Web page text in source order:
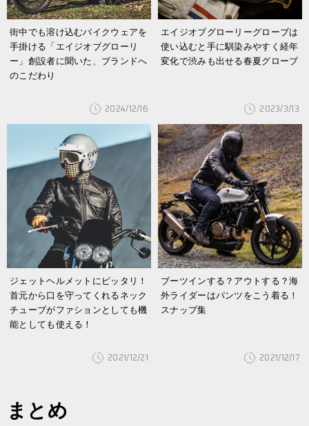
街中でも溶け込むバイクウェアを
手掛ける「エイジオブグローリ
ー」創設者に聞いた、ブランドへ
のこだわり
2024/12/16
エイジオブグローリーグローブは
使い込むと手に馴染みやすく経年
変化で渋みも出せる春夏グローブ
2023/3/13
ジェットヘルメットにピッタリ！
首元から口を守ってくれるネック
チューブがファションとしても機
能としても使える！
2021/12/21
ブーツインする？アウトする？海
外ライダーはパンツをこう着る！
スナップ集
2021/12/17
まとめ